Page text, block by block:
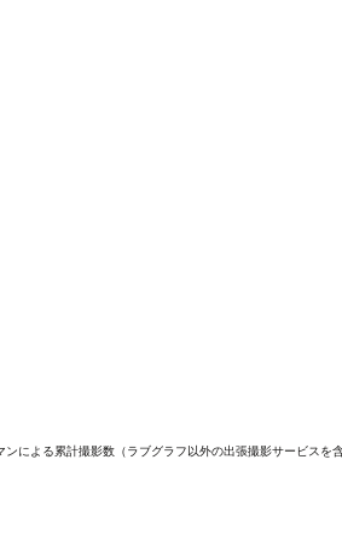
による累計撮影数（ラブグラフ以外の出張撮影サービスを